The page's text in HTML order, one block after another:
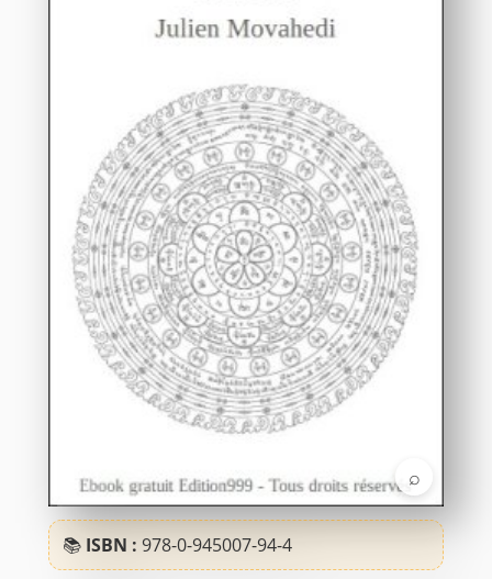
⌕
📚 ISBN : 978-0-945007-94-4